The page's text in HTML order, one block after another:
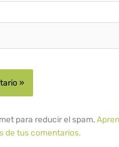
para reducir el spam.
de tus comentarios.